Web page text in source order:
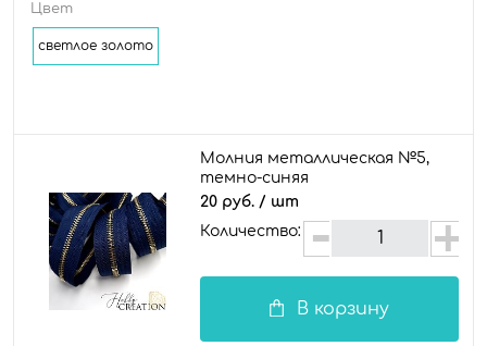
Цвет
светлое золото
Молния металлическая №5,
темно-синяя
20 руб. / шт
Количество:
В корзину